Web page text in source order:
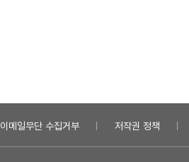
이메일무단 수집거부 저작권 정책